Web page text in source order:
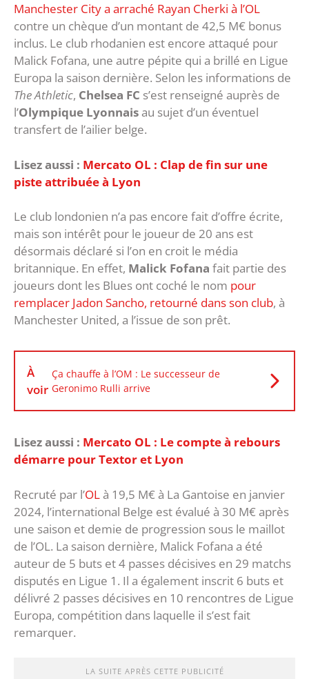
Manchester City a arraché Rayan Cherki à l’OL
contre un chèque d’un montant de 42,5 M€ bonus
inclus. Le club rhodanien est encore attaqué pour
Malick Fofana, une autre pépite qui a brillé en Ligue
Europa la saison dernière. Selon les informations de
The Athletic, Chelsea FC s’est renseigné auprès de
l’Olympique Lyonnaisau sujet d’un éventuel
transfert de l’ailier belge.
Lisez aussi : Mercato OL : Clap de fin sur une
piste attribuée à Lyon
Le club londonien n’a pas encore fait d’offre écrite,
mais son intérêt pour le joueur de 20 ans est
désormais déclaré si l’on en croit le média
britannique. En effet, Malick Fofana fait partie des
joueurs dont les Blues ont coché le nom pour
remplacer Jadon Sancho, retourné dans son club, à
Manchester United, a l’issue de son prêt.
À
voir
Ça chauffe à l’OM : Le successeur de
Geronimo Rulli arrive
Lisez aussi : Mercato OL : Le compte à rebours
démarre pour Textor et Lyon
Recruté par l’OLà 19,5 M€ à La Gantoise en janvier
2024, l’international Belge est évalué à 30 M€ après
une saison et demie de progression sous le maillot
de l’OL. La saison dernière, Malick Fofana a été
auteur de 5 buts et 4 passes décisives en 29 matchs
disputés en Ligue 1. Il a également inscrit 6 buts et
délivré 2 passes décisives en 10 rencontres de Ligue
Europa, compétition dans laquelle il s’est fait
remarquer.
LA SUITE APRÈS CETTE PUBLICITÉ